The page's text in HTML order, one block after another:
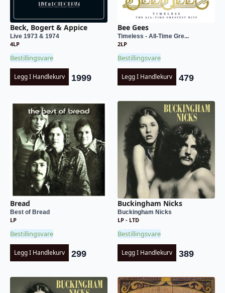
Beck, Bogert & Appice
Live 1973 & 1974
4LP
Bestillingsvare
Legg I Handlekurv 1999
Bee Gees
Timeless - All-Time Gre...
2LP
Bestillingsvare
Legg I Handlekurv 479
Bread
Best of Bread
LP
Bestillingsvare
Legg I Handlekurv 299
Buckingham Nicks
Buckingham Nicks
LP - LTD
Bestillingsvare
Legg I Handlekurv 389